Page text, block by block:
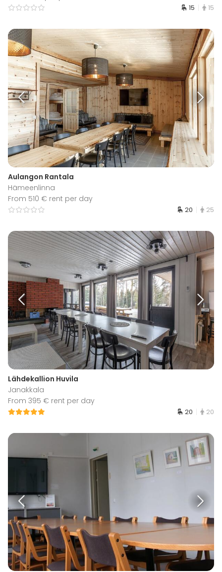
15 15
Aulangon Rantala
Hämeenlinna
From 510 € rent per day
20 25
Lähdekallion Huvila
Janakkala
From 395 € rent per day
20 20